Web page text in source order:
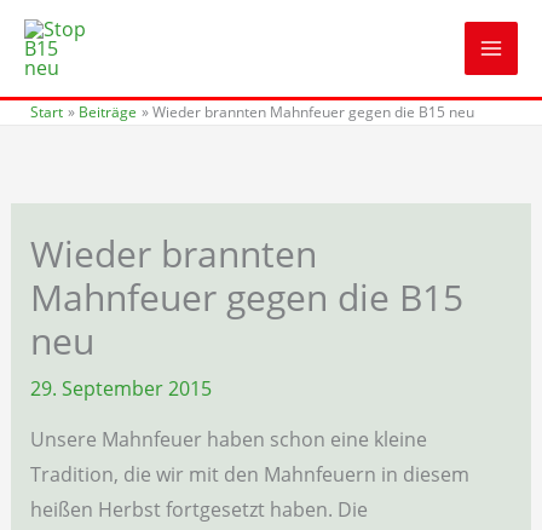
Zum
Inhalt
Start Beiträge Wieder brannten Mahnfeuer gegen die B15 neu
Wieder brannten
Mahnfeuer gegen die B15
neu
29. September 2015
Unsere Mahnfeuer haben schon eine kleine
Tradition, die wir mit den Mahnfeuern in diesem
heißen Herbst fortgesetzt haben. Die